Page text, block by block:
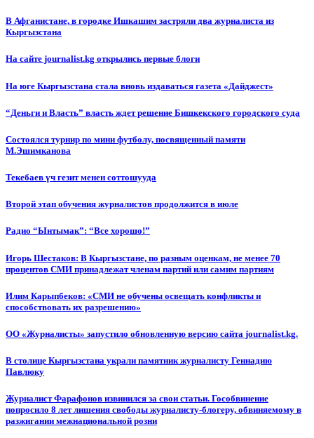
В Афганистане, в городке Ишкашим застряли два журналиста из
Кыргызстана
На сайте journalist.kg открылись первые блоги
На юге Кыргызстана стала вновь издаваться газета «Дайджест»
“Деньги и Власть” власть ждет решение Бишкекского городского суда
Состоялся турнир по мини футболу, посвященный памяти
М.Эшимканова
Текебаев үч гезит менен соттошууда
Второй этап обучения журналистов продолжится в июле
Радио “Ынтымак”: “Все хорошо!”
Игорь Шестаков: В Кыргызстане, по разным оценкам, не менее 70
процентов СМИ принадлежат членам партий или самим партиям
Илим Карыпбеков: «СМИ не обучены освещать конфликты и
способствовать их разрешению»
ОО «Журналисты» запустило обновленную версию сайта journalist.kg.
В столице Кыргызстана украли памятник журналисту Геннадию
Павлюку
Журналист Фарафонов извинился за свои статьи. Гособвинение
попросило 8 лет лишения свободы журналисту-блогеру, обвиняемому в
разжигании межнациональной розни